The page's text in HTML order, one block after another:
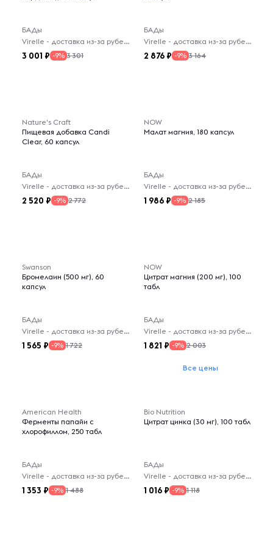
БАДы
Virelle - доставка из-за рубежа
3 001 -9% 3 301
БАДы
Virelle - доставка из-за рубежа
2 876 -9% 3 164
Nature's Craft
Пищевая добавка Candi
Clear, 60 капсул
БАДы
Virelle - доставка из-за рубежа
2 520 -9% 2 772
NOW
Малат магния, 180 капсул
БАДы
Virelle - доставка из-за рубежа
1 986 -9% 2 185
Swanson
Бромелаин (500 мг), 60
капсул
БАДы
Virelle - доставка из-за рубежа
1 565 -9% 1 722
NOW
Цитрат магния (200 мг), 100
табл
БАДы
Virelle - доставка из-за рубежа
1 821 -9% 2 003
Все цены
American Health
Ферменты папайи с
хлорофиллом, 250 табл
БАДы
Virelle - доставка из-за рубежа
1 353 -9% 1 488
Bio Nutrition
Цитрат цинка (30 мг), 100 табл
БАДы
Virelle - доставка из-за рубежа
1 016 -9% 1 118